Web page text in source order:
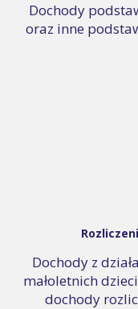
Dochody
oraz inne
Dochody z
małoletnich
dochody